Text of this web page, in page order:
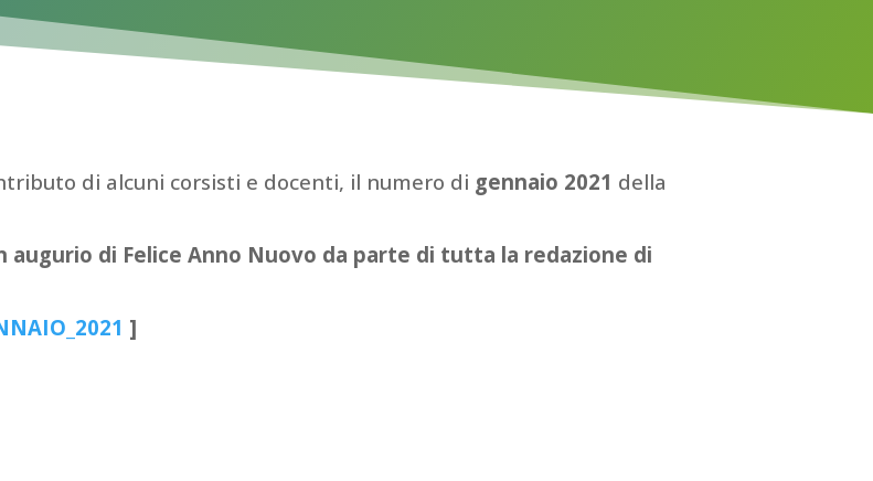
di alcuni corsisti e docenti, il numero di gennaio 2021 della
di Felice Anno Nuovo da parte di tutta la redazione di
]